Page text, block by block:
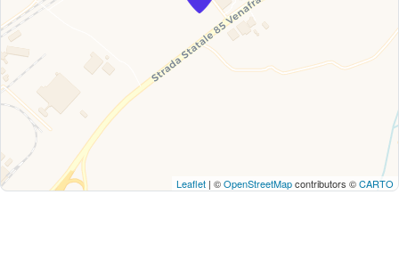
Leaflet | ©OpenStreetMapcontributors ©CARTO